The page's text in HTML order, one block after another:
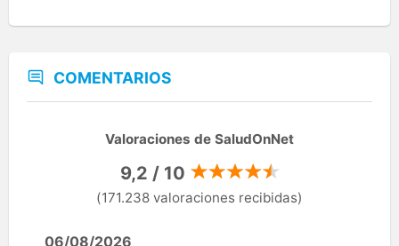
COMENTARIOS
Valoraciones de SaludOnNet
9,2 / 10
(171.238 valoraciones recibidas)
06/08/2026